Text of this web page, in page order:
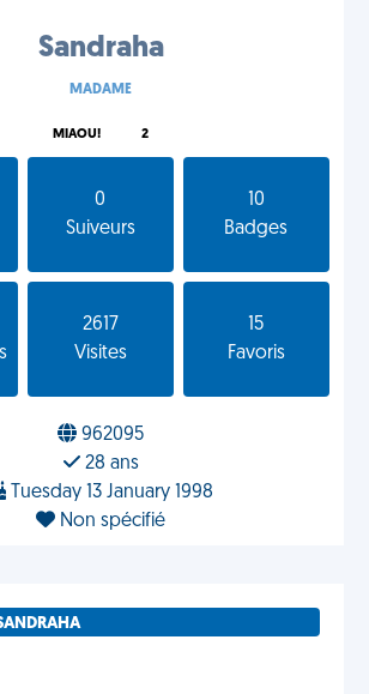
Sandraha
MADAME
MIAOU! 2
0
Suiveurs
10
Badges
2617
Visites
15
Favoris
962095
28 ans
Tuesday 13 January 1998
Non spécifié